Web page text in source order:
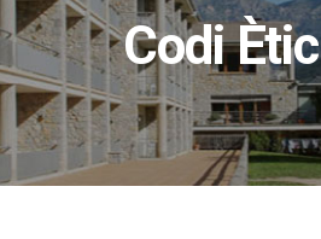
Codi Ètic